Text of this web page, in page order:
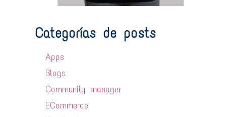
Categorías de posts
Apps
Blogs
Community manager
ECommerce